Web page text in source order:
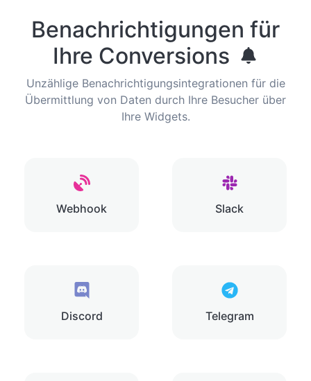
Benachrichtigungen für
Ihre Conversions
Unzählige Benachrichtigungsintegrationen für die
Übermittlung von Daten durch Ihre Besucher über
Ihre Widgets.
Webhook Slack
Discord Telegram